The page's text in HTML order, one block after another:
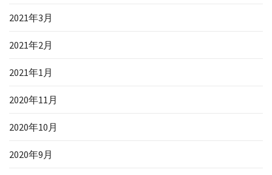
2021年3月
2021年2月
2021年1月
2020年11月
2020年10月
2020年9月